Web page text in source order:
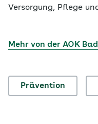
Versorgung, Pflege
Mehr von der AOK
Prävention